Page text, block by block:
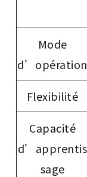
Mode
d’opération
Flexibilité
Capacité
d’apprentis
sage